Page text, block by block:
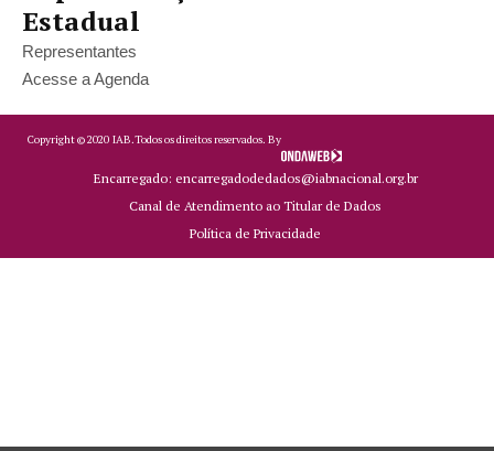
Estadual
Representantes
Acesse a Agenda
Copyright ©2020 IAB.Todos os direitos reservados. By
Encarregado: encarregadodedados@iabnacional.org.br
Canal de Atendimento ao Titular de Dados
Política de Privacidade